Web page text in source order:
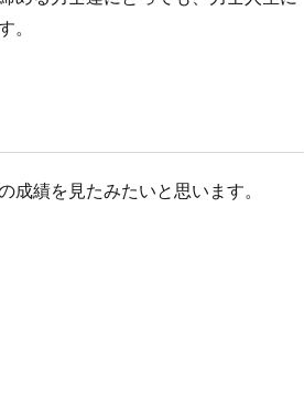
。
績を見たみたいと思います。